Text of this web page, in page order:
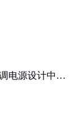
电源设计中的